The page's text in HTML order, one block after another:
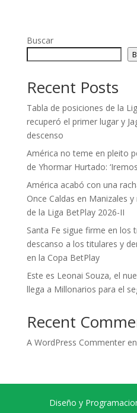
Buscar
Recent Posts
Tabla de posiciones de la
recuperó el primer lugar y
descenso
América no teme en pleito
de Yhormar Hurtado:
América acabó con una
Once Caldas en Manizales
de la Liga BetPlay 2026-II
Santa Fe sigue firme en los
descanso a los titulares y
en la Copa BetPlay
Este es Leonai Souza, el
llega a Millonarios para el
Recent
A WordPress Commenteren
Diseño y